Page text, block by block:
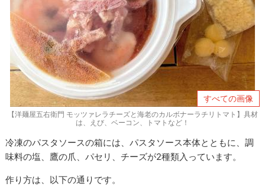
すべての画像
【洋麺屋五右衛門 モッツァレラチーズと海老のカルボナーラチリトマト】具材
は、えび、ベーコン、トマトなど！
冷凍のパスタソースの箱には、パスタソース本体とともに、調
味料の塩、鷹の爪、パセリ、チーズが2種類入っています。
作り方は、以下の通りです。